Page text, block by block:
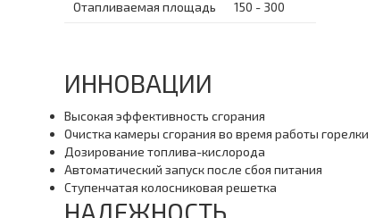
Отапливаемая площадь
150 - 300
ИННОВАЦИИ
Высокая эффективность сгорания
Очистка камеры сгорания во время работы горелки
Дозирование топлива-кислорода
Автоматический запуск после сбоя питания
Ступенчатая колосниковая решетка
НАДЕЖНОСТЬ